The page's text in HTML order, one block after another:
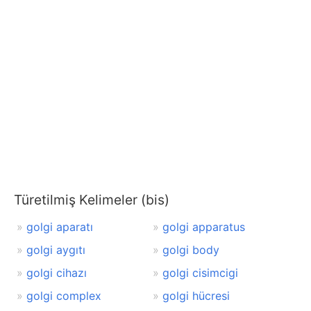
Türetilmiş Kelimeler (bis)
golgi aparatı
golgi apparatus
golgi aygıtı
golgi body
golgi cihazı
golgi cisimcigi
golgi complex
golgi hücresi